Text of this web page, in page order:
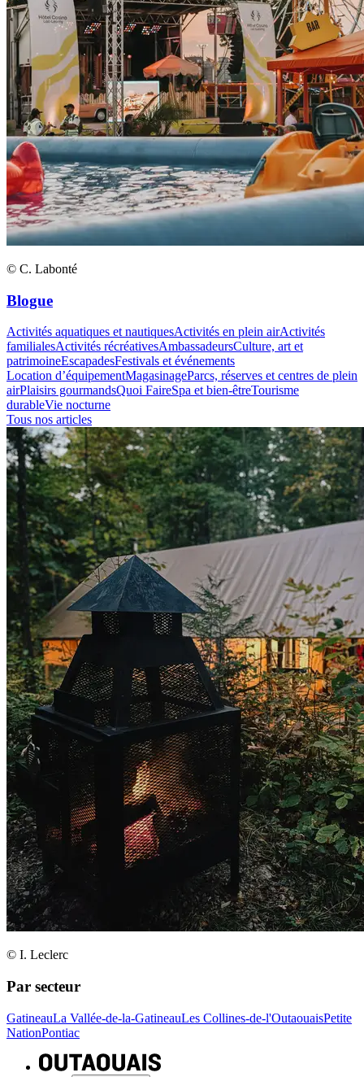
© C. Labonté
Blogue
Activités aquatiques et nautiquesActivités en plein airActivités
familialesActivités récréativesAmbassadeursCulture, art et
patrimoineEscapadesFestivals et événements
Location d’équipementMagasinageParcs, réserves et centres de plein
airPlaisirs gourmandsQuoi FaireSpa et bien-êtreTourisme
durableVie nocturne
Tous nos articles
© I. Leclerc
Par secteur
GatineauLa Vallée-de-la-GatineauLes Collines-de-l'OutaouaisPetite
NationPontiac